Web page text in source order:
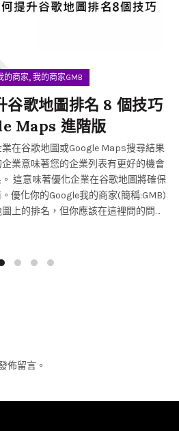
的商家, 我的商家GMB
谷歌地圖排名 8 個技巧
Maps 進階版
在谷歌地圖或Google Maps搜尋結果
企業意味著您的企業列表有更好的機會
保
優化你的Google我的商家(簡稱:GMB)
上的排名，但你應該在這裡問的問題
在本地的企業列表得到了最多的曝光，
佈留言。